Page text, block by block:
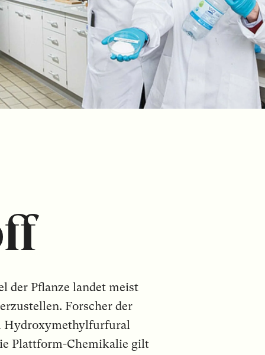
der Pflanze landet meist
Forscher der
Hydroxymethylfurfural
Plattform-­Chemikalie gilt